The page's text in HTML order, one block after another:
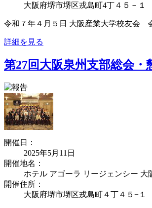
大阪府堺市堺区戎島町4丁４５－１
令和７年４月５日 大阪産業大学校友会
詳細を見る
第27回大阪泉州支部総会・
開催日：
2025年5月11日
開催地名：
ホテル アゴーラ リージェンシー 大
開催住所：
大阪府堺市堺区戎島町４丁４５−１